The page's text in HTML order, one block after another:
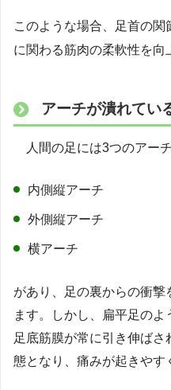
このような場合、足首の関
に関わる筋肉の柔軟性を向
アーチが潰れてい
人間の足には3つのアー
内側縦アーチ
外側縦アーチ
横アーチ
があり、足の裏からの衝
ます。しかし、扁平足の
足底筋膜が常に引き伸ば
態となり、痛みが起きやす